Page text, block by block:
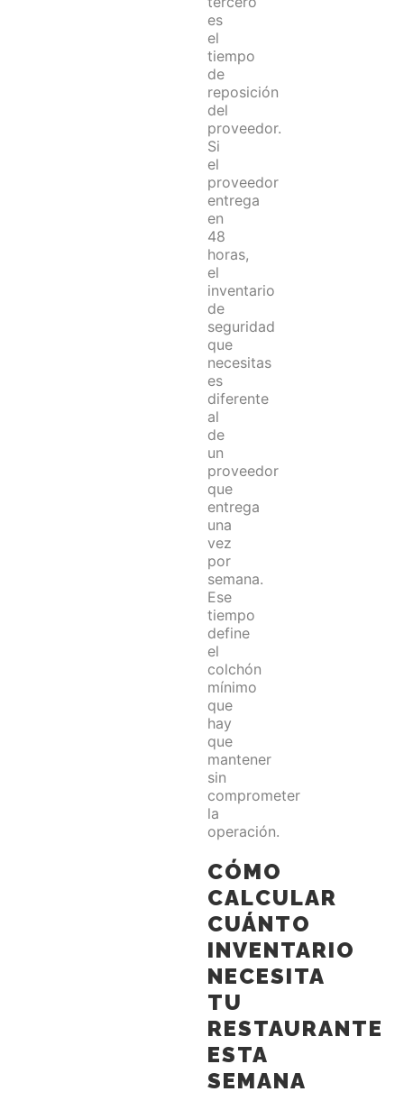
es
el
tiempo
de
reposición
del
proveedor.
Si
el
proveedor
entrega
en
48
horas,
el
inventario
de
seguridad
que
necesitas
es
diferente
al
de
un
proveedor
que
entrega
una
vez
por
semana.
Ese
tiempo
define
el
colchón
mínimo
que
hay
que
mantener
sin
comprometer
la
operación.
CÓMO
CALCULAR
CUÁNTO
INVENTARIO
NECESITA
TU
RESTAURANTE
ESTA
SEMANA